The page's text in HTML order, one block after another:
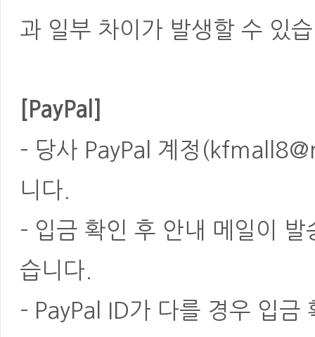
과 일부 차이가 발생할 수 있
[PayPal]
- 당사 PayPal 계정
니다.
- 입금 확인 후 안내 메일이
습니다.
- PayPal ID가 다를 경우 입금